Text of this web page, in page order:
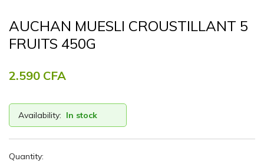
AUCHAN MUESLI CROUSTILLANT 5
FRUITS 450G
2.590 CFA
Availability: In stock
Quantity: